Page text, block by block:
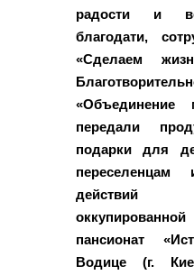
радости и
благодати,
«Сделаем
«Объединение
передали
подарки для
действий
пансионат
Водице (г.